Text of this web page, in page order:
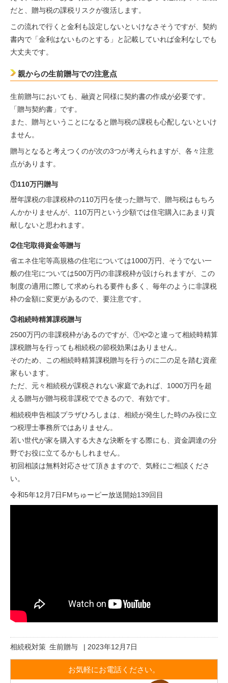
だと、贈与税の課税リスクが復活します。
この流れで行くと金利も設定しないといけなさそうですが、契約
書内で「金利はないものとする」と記載していれば金利なしでも
大丈夫です。
親からの生前贈与での注意点
生前贈与においても、融資と同様に契約書の作成が必要です。
「贈与契約書」です。
また、贈与ということになると贈与税の課税も心配しないといけ
ません。
贈与となると考えつくのが次の3つが考えられますが、各々注意
点があります。
①110万円贈与
暦年課税の非課税枠の110万円を使った贈与で、贈与税はもちろ
んかかりませんが、110万円という少額では住宅購入にあまり貢
献しないと思われます。
➁住宅取得資金等贈与
省エネ住宅等高規格の住宅については1000万円、そうでない一
般の住宅については500万円の非課税枠が設けられますが、この
制度の適用に際して求められる要件も多く、毎年のように非課税
枠の金額に変更があるので、要注意です。
③相続時精算課税贈与
2500万円の非課税枠があるのですが、①や➁と違って相続時精算
課税贈与を行っても相続税の節税効果はありません。
そのため、この相続時精算課税贈与を行うのに二の足を踏む資産
家もいます。
ただ、元々相続税が課税されない家庭であれば、1000万円を超
える贈与が贈与税非課税でできるので、有効です。
相続税申告相談プラザひろしま は、相続が発生した時のみ役に立
つ税理士事務所ではありません。
若い世代が家を購入する大きな決断をする際にも、資金調達の分
野でお役に立てるかもしれません。
初回相談は無料対応させて頂きますので、気軽にご相談くださ
い。
令和5年12月7日FMちゅーピー放送開始139回目
相続税対策 生前贈与 | 2023年12月7日
お気軽にお電話ください。